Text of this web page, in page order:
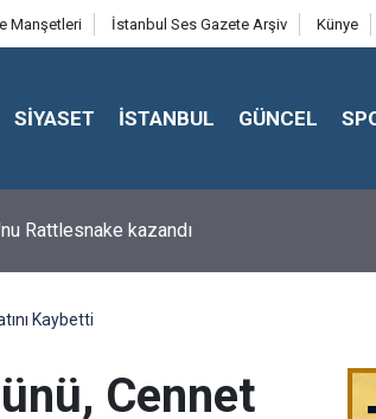
Manşetleri İstanbul Ses Gazete Arşiv Künye
SİYASET İSTANBUL GÜNCEL
Rattlesnake kazandı
Kaybetti
Cennet